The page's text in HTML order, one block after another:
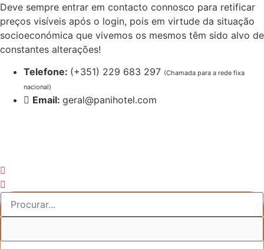
Pular
para
o
conteúdo
Deve sempre entrar em contacto connosco para retificar
preços visíveis após o login, pois em virtude da situação
socioeconómica que vivemos os mesmos têm sido alvo de
constantes alterações!
Telefone: (+351) 229 683 297 (Chamada para a rede fixa
nacional)
Email: geral@panihotel.com